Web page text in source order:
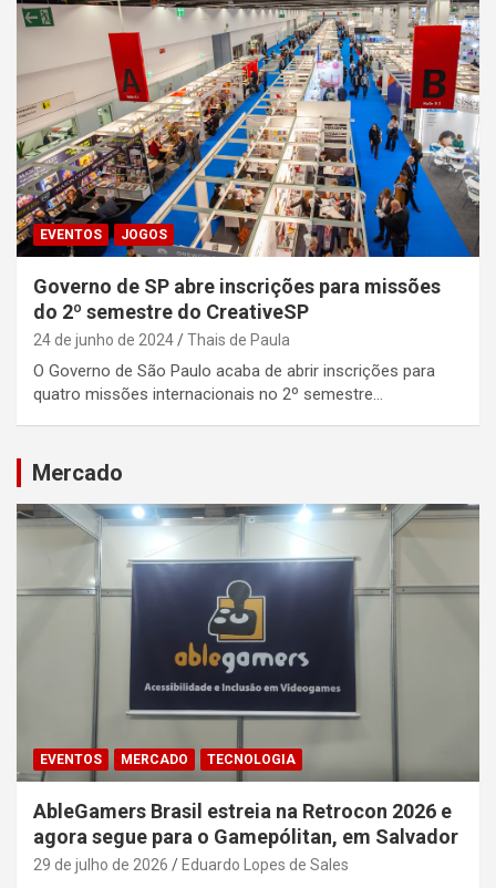
EVENTOS JOGOS
Governo de SP abre inscrições para missões
do 2º semestre do CreativeSP
24 de junho de 2024 Thais de Paula
O Governo de São Paulo acaba de abrir inscrições para
quatro missões internacionais no 2º semestre…
Mercado
EVENTOS MERCADO TECNOLOGIA
AbleGamers Brasil estreia na Retrocon 2026 e
agora segue para o Gamepólitan, em Salvador
29 de julho de 2026 Eduardo Lopes de Sales